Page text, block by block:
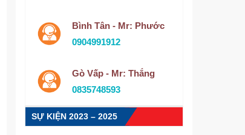
Bình Tân - Mr: Phước
0904991912
Gò Vấp - Mr: Thắng
0835748593
SỰ KIỆN 2023 – 2025